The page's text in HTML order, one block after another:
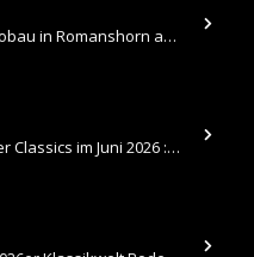
Hallo , Im Juni veranstaltete die Autobau in Romanshorn auf ihrem Gelände ein kleines Youngtimertreffen : https://up.
​Hallo , Hier sind die Bilder vom Older Classics im Juni 2026 : https://up.picr.de/51155940wd.jpg https://up.pic